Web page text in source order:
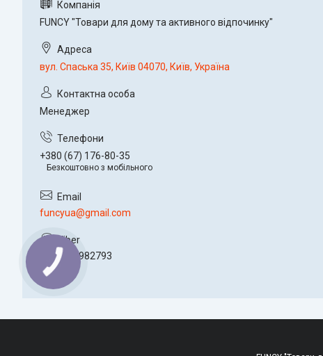
FUNCY "Товари для дому та активного відпочинку"
вул. Спаська 35, Київ 04070, Київ, Україна
Менеджер
+380 (67) 176-80-35
Безкоштовно з мобільного
funcyua@gmail.com
+380934982793